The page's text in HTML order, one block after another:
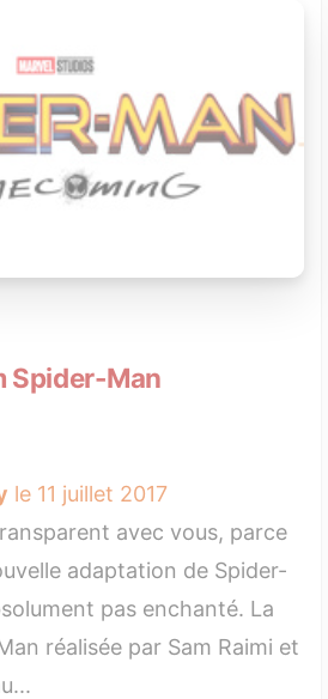
Spider-Man
le 11 juillet 2017
avec vous, parce
adaptation de Spider-
pas enchanté. La
réalisée par Sam Raimi et